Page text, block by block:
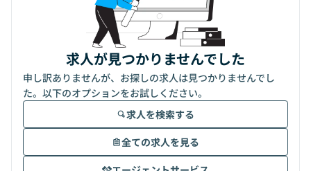
求人が見つかりませんでした
申し訳ありませんが、お探しの求人は見つかりませんでし
た。以下のオプションをお試しください。
求人を検索する
全ての求人を見る